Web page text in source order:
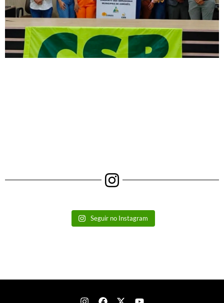
Seguir no Instagram